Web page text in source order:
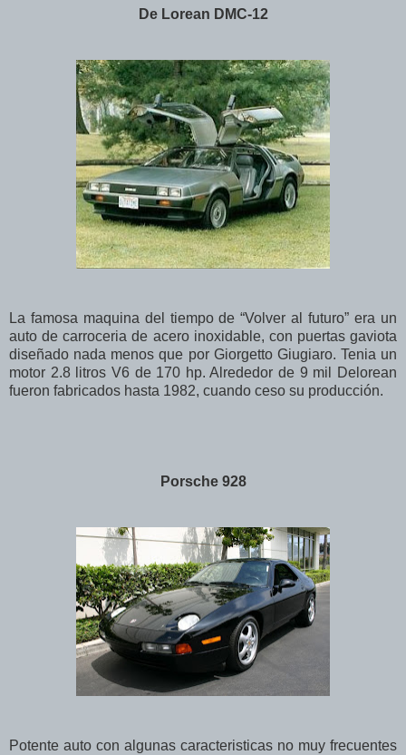
De Lorean DMC-12
La famosa maquina del tiempo de “Volver al futuro” era un
auto de carroceria de acero inoxidable, con puertas gaviota
diseñado nada menos que por Giorgetto Giugiaro. Tenia un
motor 2.8 litros V6 de 170 hp. Alrededor de 9 mil Delorean
fueron fabricados hasta 1982, cuando ceso su producción.
Porsche 928
Potente auto con algunas caracteristicas no muy frecuentes